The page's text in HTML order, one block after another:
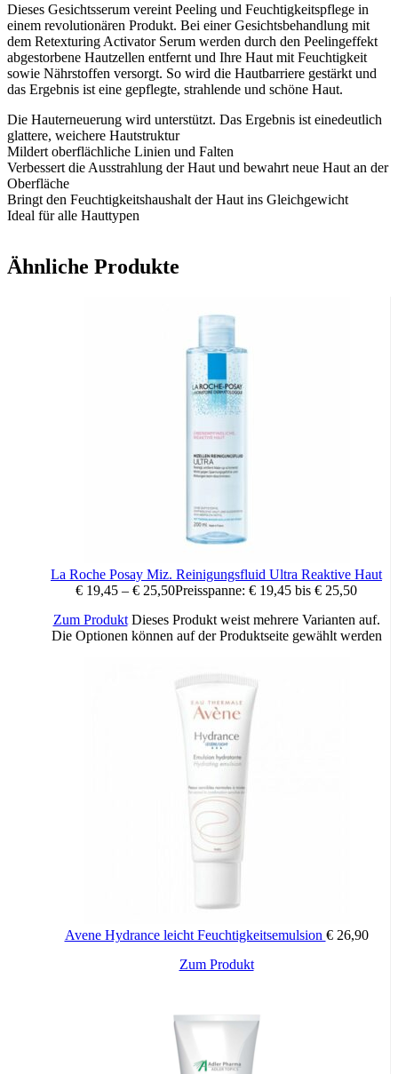
Dieses Gesichtsserum vereint Peeling und Feuchtigkeitspflege in
einem revolutionären Produkt. Bei einer Gesichtsbehandlung mit
dem Retexturing Activator Serum werden durch den Peelingeffekt
abgestorbene Hautzellen entfernt und Ihre Haut mit Feuchtigkeit
sowie Nährstoffen versorgt. So wird die Hautbarriere gestärkt und
das Ergebnis ist eine gepflegte, strahlende und schöne Haut.
Die Hauterneuerung wird unterstützt. Das Ergebnis ist einedeutlich
glattere, weichere Hautstruktur
Mildert oberflächliche Linien und Falten
Verbessert die Ausstrahlung der Haut und bewahrt neue Haut an der
Oberfläche
Bringt den Feuchtigkeitshaushalt der Haut ins Gleichgewicht
Ideal für alle Hauttypen
Ähnliche Produkte
La Roche Posay Miz. Reinigungsfluid Ultra Reaktive Haut
€ 19,45 – € 25,50Preisspanne: € 19,45 bis € 25,50
Zum Produkt Dieses Produkt weist mehrere Varianten auf.
Die Optionen können auf der Produktseite gewählt werden
Avene Hydrance leicht Feuchtigkeitsemulsion €26,90
Zum Produkt